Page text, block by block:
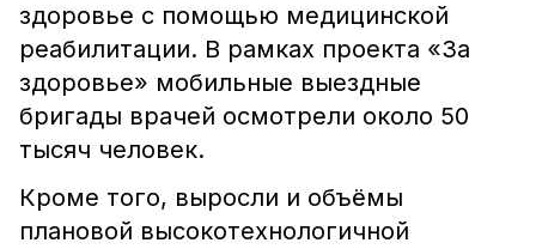
здоровье с помощью медицинской
реабилитации. В рамках проекта «За
здоровье» мобильные выездные
бригады врачей осмотрели около 50
тысяч человек.
Кроме того, выросли и объёмы
плановой высокотехнологичной